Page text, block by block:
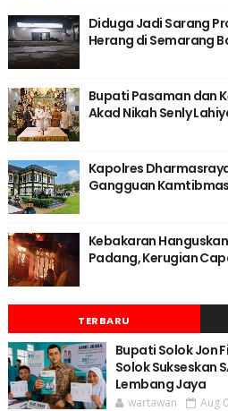
Diduga Jadi Sarang
Herang di Semarang
Bupati Pasaman dan
Akad Nikah Senly
Kapolres
Gangguan
Kebakaran
Padang, Kerugian
TERBARU
Bupati Solok Jon
Solok Sukseskan
Lembang Jaya
wartawan Aug